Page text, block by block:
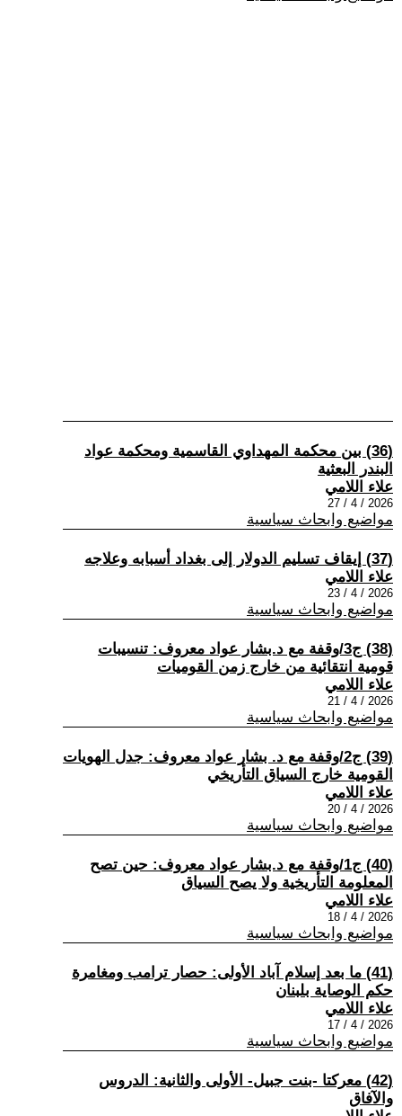
(36) بين محكمة المهداوي القاسمية ومحكمة عواد
البندر البعثية
علاء اللامي
2026 / 4 / 27
مواضيع وابحاث سياسية
(37) إيقاف تسليم الدولار إلى بغداد أسبابه وعلاجه
علاء اللامي
2026 / 4 / 23
مواضيع وابحاث سياسية
(38) ج3/وقفة مع د.بشار عواد معروف: تنسيبات
قومية انتقائية من خارج زمن القوميات
علاء اللامي
2026 / 4 / 21
مواضيع وابحاث سياسية
(39) ج2/وقفة مع د. بشار عواد معروف: جدل الهويات
القومية خارج السياق التأريخي
علاء اللامي
2026 / 4 / 20
مواضيع وابحاث سياسية
(40) ج1/وقفة مع د.بشار عواد معروف: حين تصح
المعلومة التأريخية ولا يصح السياق
علاء اللامي
2026 / 4 / 18
مواضيع وابحاث سياسية
(41) ما بعد إسلام آباد الأولى: حصار ترامب ومغامرة
حكم الوصاية بلبنان
علاء اللامي
2026 / 4 / 17
مواضيع وابحاث سياسية
(42) معركتا -بنت جبيل- الأولى والثانية: الدروس
والآفاق